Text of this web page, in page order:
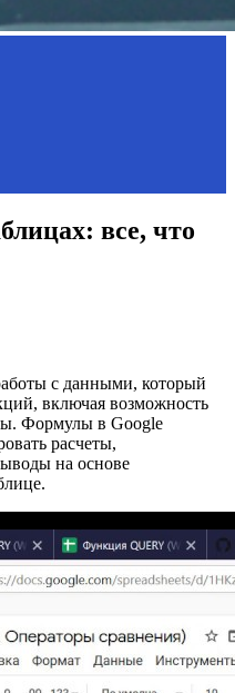
все, что
с данными, который
включая возможность
Формулы в Google
расчеты,
на основе